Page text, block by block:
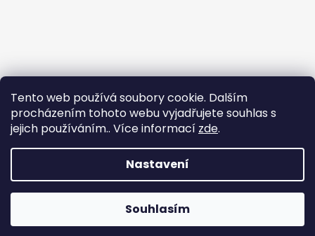
Tento web používá soubory cookie. Dalším
procházením tohoto webu vyjadřujete souhlas s
jejich používáním.. Více informací zde.
Nastavení
Souhlasím
Copyright 2026Klenoty Teplice. Všechna práva
vyhrazena.